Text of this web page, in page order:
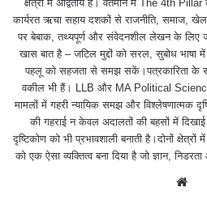
क्षेत्रों में अद्वितीय है। वर्तमान में The 4th
कार्यरत ऋचा सहाय दशकों से राजनीति, समाज, खेल,
पर बेबाक, तथ्यपूर्ण और संवेदनशील लेखन के लिए
खास बात है – जटिल मुद्दों को सरल, सुबोध भाषा
पहलू को सहजता से समझ सकें।पत्रकारिता के
वकील भी हैं। LLB और MA Political
मामलों में गहरी न्यायिक समझ और विश्लेषणात्मक
की गहराई न केवल अदालतों की बहसों में
दृष्टिकोण को भी प्रभावशाली बनाती है।दोनों
को एक ऐसा व्यक्तित्व बना दिया है जो ज्ञान,